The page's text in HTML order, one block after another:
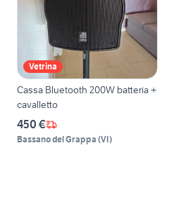
Vetrina
Cassa Bluetooth 200W batteria +
cavalletto
450 €
Bassano del Grappa (VI)